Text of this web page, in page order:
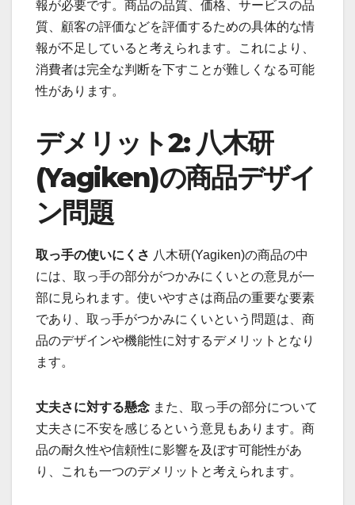
報が必要です。商品の品質、価格、サービスの品
質、顧客の評価などを評価するための具体的な情
報が不足していると考えられます。これにより、
消費者は完全な判断を下すことが難しくなる可能
性があります。
デメリット2: 八木研
(Yagiken)の商品デザイ
ン問題
取っ手の使いにくさ 八木研(Yagiken)の商品の中
には、取っ手の部分がつかみにくいとの意見が一
部に見られます。使いやすさは商品の重要な要素
であり、取っ手がつかみにくいという問題は、商
品のデザインや機能性に対するデメリットとなり
ます。
丈夫さに対する懸念 また、取っ手の部分について
丈夫さに不安を感じるという意見もあります。商
品の耐久性や信頼性に影響を及ぼす可能性があ
り、これも一つのデメリットと考えられます。